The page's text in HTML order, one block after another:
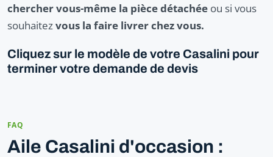
chercher vous-même la pièce détachée ou si vous
souhaitezvous la faire livrer chez vous.
Cliquez sur le modèle de votre Casalini pour
terminer votre demande de devis
FAQ
Aile Casalini d'occasion :